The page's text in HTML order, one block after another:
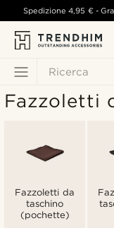
Ricerca
Spedizione4,95 €-
Fazzoletti
Fazzoletti da
taschino
(pochette)